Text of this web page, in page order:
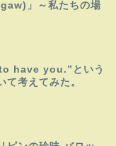
」～私たちの場
have you.”という
て考えてみた。